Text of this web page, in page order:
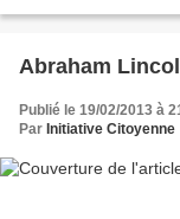
Abraham
Publié le 19/02/2013 à
Par Initiative Citoyenne